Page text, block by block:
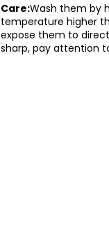
Care:Wash them by
temperature higher
expose them to
sharp, pay attention